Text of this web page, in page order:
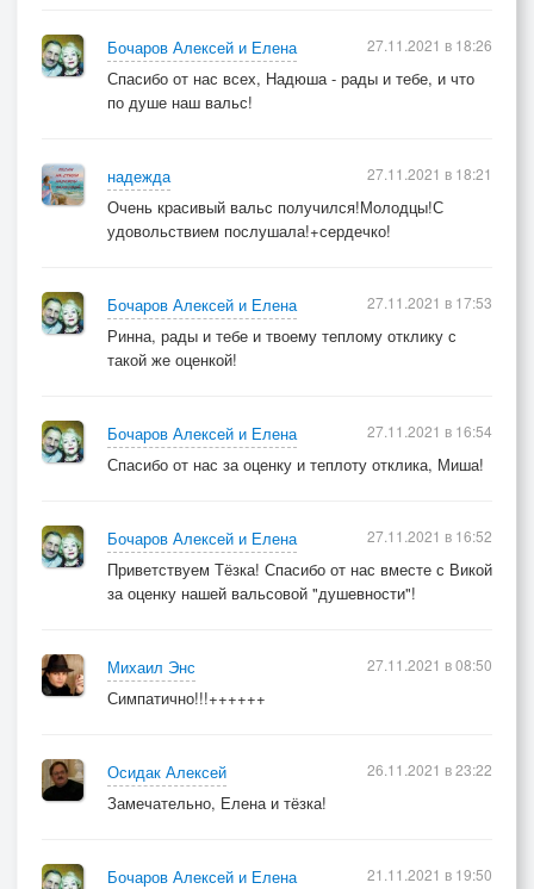
Бочаров Алексей и Елена
Спасибо от нас всех, Надюша - рады и тебе, и что
по душе наш вальс!
27.11.2021 в 18:26
надежда
Очень красивый вальс получился!Молодцы!С
удовольствием послушала!+сердечко!
27.11.2021 в 18:21
Бочаров Алексей и Елена
Ринна, рады и тебе и твоему теплому отклику с
такой же оценкой!
27.11.2021 в 17:53
Бочаров Алексей и Елена
Спасибо от нас за оценку и теплоту отклика, Миша!
27.11.2021 в 16:54
Бочаров Алексей и Елена
Приветствуем Тёзка! Спасибо от нас вместе с Викой
за оценку нашей вальсовой "душевности"!
27.11.2021 в 16:52
Михаил Энс
Симпатично!!!++++++
27.11.2021 в 08:50
Осидак Алексей
Замечательно, Елена и тёзка!
26.11.2021 в 23:22
Бочаров Алексей и Елена
21.11.2021 в 19:50